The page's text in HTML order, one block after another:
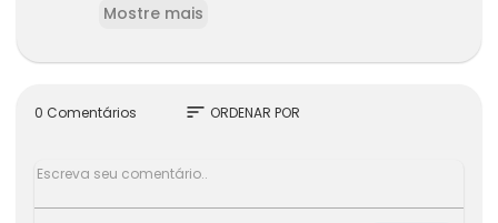
Parte 1 Humor Comedia Shaolin Piada 2015 engr
hat <br />Show de Piadas -- Shaolin - 1 HORA DE
a Shaolin Piada 2015 engraçado Porta dos fund
ha , Quadro , Poderoso , Castiga ,Programa , Sh
nicats , Pânico , Na , Band , PANICO , PÂNICO , NA
Mostre mais
0 Comentários sort ORDENAR POR